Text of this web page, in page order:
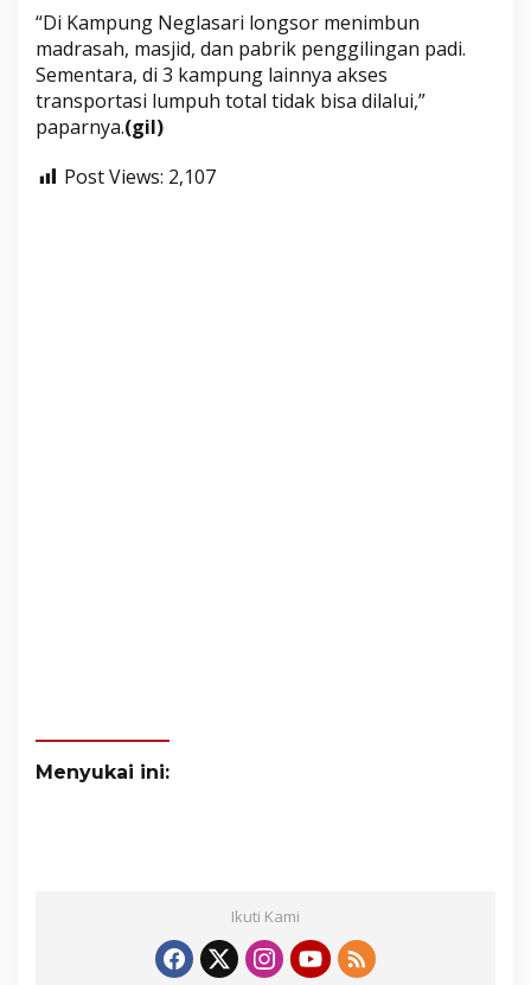
“Di Kampung Neglasari longsor menimbun
madrasah, masjid, dan pabrik penggilingan padi.
Sementara, di 3 kampung lainnya akses
transportasi lumpuh total tidak bisa dilalui,”
paparnya.(gil)
Post Views: 2,107
Menyukai ini:
Ikuti Kami